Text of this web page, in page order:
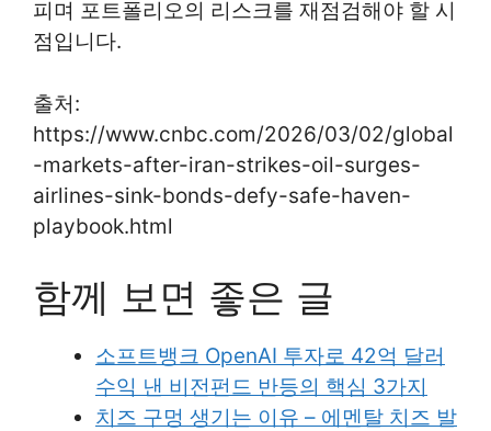
피며 포트폴리오의 리스크를 재점검해야 할 시
점입니다.
출처:
https://www.cnbc.com/2026/03/02/global
-markets-after-iran-strikes-oil-surges-
airlines-sink-bonds-defy-safe-haven-
playbook.html
함께 보면 좋은 글
소프트뱅크 OpenAI 투자로 42억 달러
수익 낸 비전펀드 반등의 핵심 3가지
치즈 구멍 생기는 이유 – 에멘탈 치즈 발